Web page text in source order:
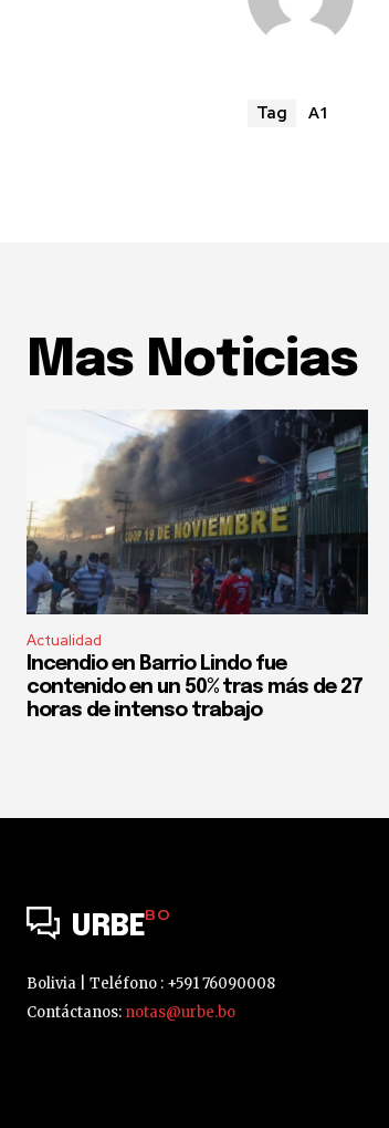
Tag A1
Mas Noticias
Actualidad
Incendio en Barrio Lindo fue
contenido en un 50% tras más de 27
horas de intenso trabajo
URBEBO
Bolivia | Teléfono : +591 76090008
Contáctanos: notas@urbe.bo